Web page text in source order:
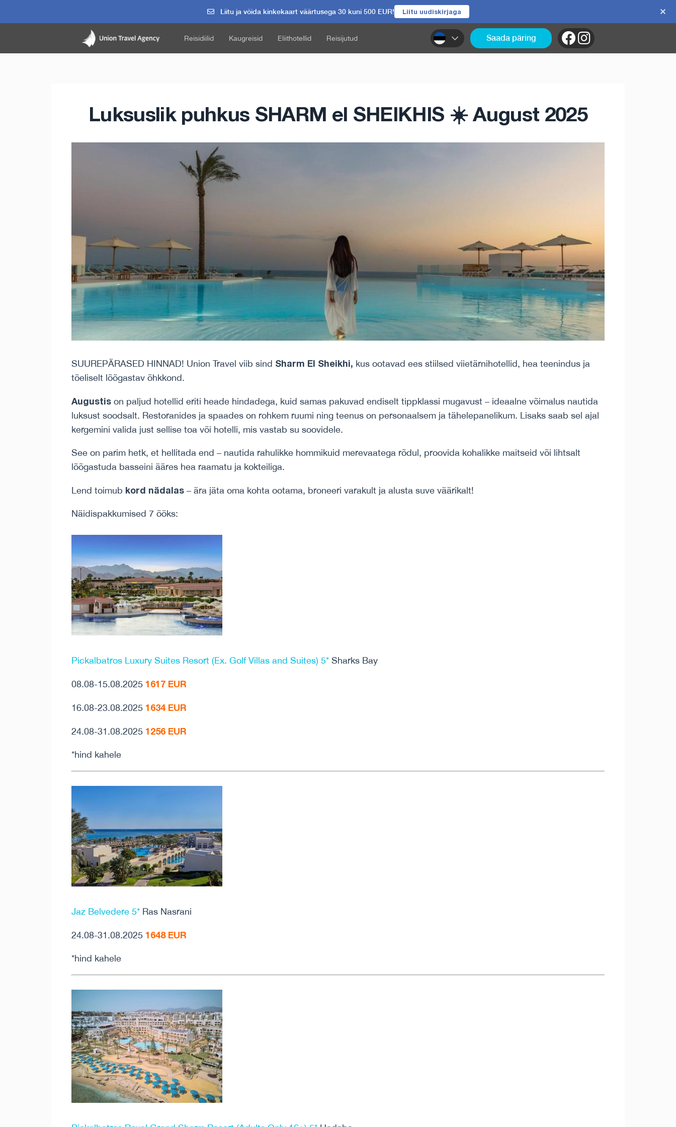
Liitu ja võida kinkekaart väärtusega 30 kuni 500 EUR! Liitu uudiskirjaga
Reisidiilid Kaugreisid Eliithotellid Reisijutud Saada päring
Luksuslik puhkus SHARM el SHEIKHIS ☀️ August 2025
SUUREPÄRASED HINNAD! Union Travel viib sind Sharm El Sheikhi, kus ootavad ees stiilsed viietärnihotellid, hea teenindus ja
tõeliselt lõõgastav õhkkond.
Augustis on paljud hotellid eriti heade hindadega, kuid samas pakuvad endiselt tippklassi mugavust – ideaalne võimalus nautida
luksust soodsalt. Restoranides ja spaades on rohkem ruumi ning teenus on personaalsem ja tähelepanelikum. Lisaks saab sel ajal
kergemini valida just sellise toa või hotelli, mis vastab su soovidele.
See on parim hetk, et hellitada end – nautida rahulikke hommikuid merevaatega rõdul, proovida kohalikke maitseid või lihtsalt
lõõgastuda basseini ääres hea raamatu ja kokteiliga.
Lend toimub kord nädalas – ära jäta oma kohta ootama, broneeri varakult ja alusta suve väärikalt!
Näidispakkumised 7 ööks:
Pickalbatros Luxury Suites Resort (Ex. Golf Villas and Suites) 5* Sharks Bay
08.08-15.08.2025 1617 EUR
16.08-23.08.2025 1634 EUR
24.08-31.08.2025 1256 EUR
*hind kahele
Jaz Belvedere 5* Ras Nasrani
24.08-31.08.2025 1648 EUR
*hind kahele